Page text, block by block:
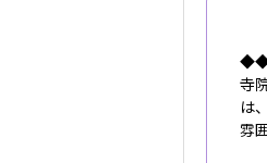
◆◆
寺
は
雰